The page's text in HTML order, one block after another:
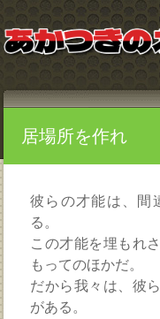
居場所を作れ
彼らの才能は、間
る。
この才能を埋もれ
もってのほかだ。
だから我々は、彼
がある。